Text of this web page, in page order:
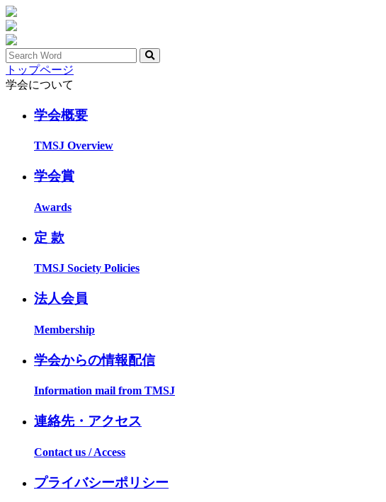
トップページ
学会について
学会概要
TMSJ Overview
学会賞
Awards
定 款
TMSJ Society Policies
法人会員
Membership
学会からの情報配信
Information mail from TMSJ
連絡先・アクセス
Contact us / Access
プライバシーポリシー